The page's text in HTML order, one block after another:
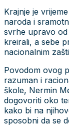
Krajnje je
naroda i
svrhe upravo
kreirali, a sebe
nacionalnim
Povodom ovog
razuman i
škole, Nermin
dogovoriti oko
kako bi na
sposobni da se